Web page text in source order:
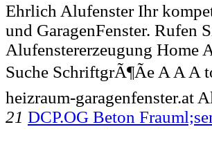
Ehrlich Alufenster Ihr
und GaragenFenster. Rufen
Alufenstererzeugung Home
Suche SchriftgrÃ¶Ãe A A A
heizraum-garagenfenster.at
21 DCP.OG Beton